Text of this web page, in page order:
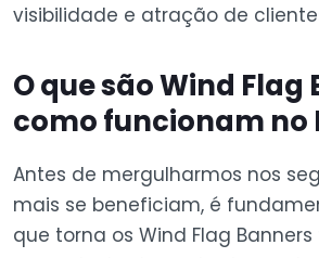
visibilidade e atração de
O que são Wind Flag
como funcionam no
Antes de mergulharmos nos
mais se beneficiam, é
que torna os Wind Flag